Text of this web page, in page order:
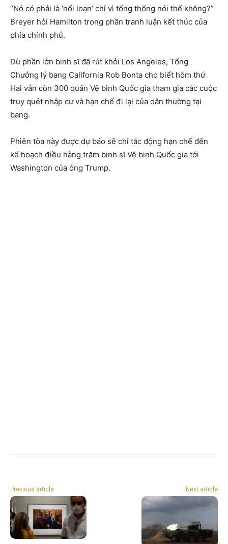
“Nó có phải là ‘nổi loạn’ chỉ vì tổng thống nói thế không?”
Breyer hỏi Hamilton trong phần tranh luận kết thúc của
phía chính phủ.
Dù phần lớn binh sĩ đã rút khỏi Los Angeles, Tổng
Chưởng lý bang California Rob Bonta cho biết hôm thứ
Hai vẫn còn 300 quân Vệ binh Quốc gia tham gia các cuộc
truy quét nhập cư và hạn chế đi lại của dân thường tại
bang.
Phiên tòa này được dự báo sẽ chỉ tác động hạn chế đến
kế hoạch điều hàng trăm binh sĩ Vệ binh Quốc gia tới
Washington của ông Trump.
Previous article Next article